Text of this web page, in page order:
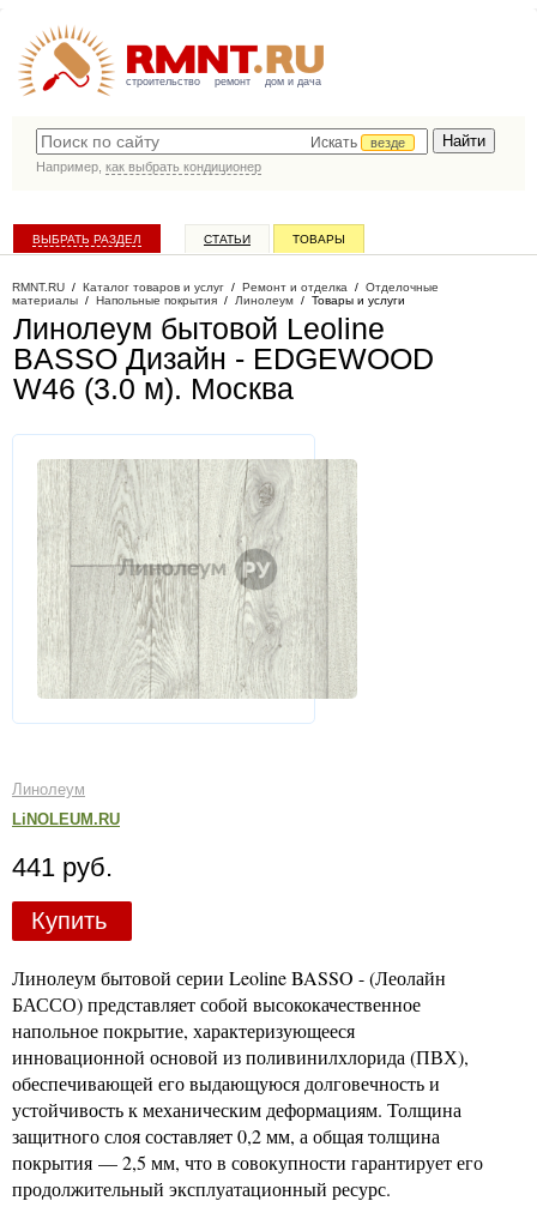
строительство ремонт дом и дача
Искать
везде
Например, как выбрать кондиционер
ВЫБРАТЬ РАЗДЕЛ СТАТЬИ ТОВАРЫ
RMNT.RU / Каталог товаров и услуг / Ремонт и отделка / Отделочные
материалы / Напольные покрытия / Линолеум / Товары и услуги
Линолеум бытовой Leoline
BASSO Дизайн - EDGEWOOD
W46 (3.0 м). Москва
Линолеум
LiNOLEUM.RU
441 руб.
Купить
Линолеум бытовой серии Leoline BASSO - (Леолайн
БАССО) представляет собой высококачественное
напольное покрытие, характеризующееся
инновационной основой из поливинилхлорида (ПВХ),
обеспечивающей его выдающуюся долговечность и
устойчивость к механическим деформациям. Толщина
защитного слоя составляет 0,2 мм, а общая толщина
покрытия — 2,5 мм, что в совокупности гарантирует его
продолжительный эксплуатационный ресурс.